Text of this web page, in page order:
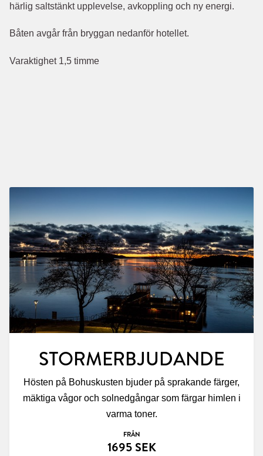
härlig saltstänkt upplevelse, avkoppling och ny energi.
Båten avgår från bryggan nedanför hotellet.
Varaktighet 1,5 timme
STORMERBJUDANDE
Hösten på Bohuskusten bjuder på sprakande färger,
mäktiga vågor och solnedgångar som färgar himlen i
varma toner.
FRÅN
1695 SEK